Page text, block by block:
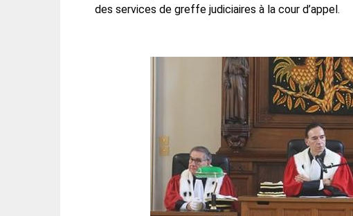
des services de greffe judiciaires à la cour d’appel.